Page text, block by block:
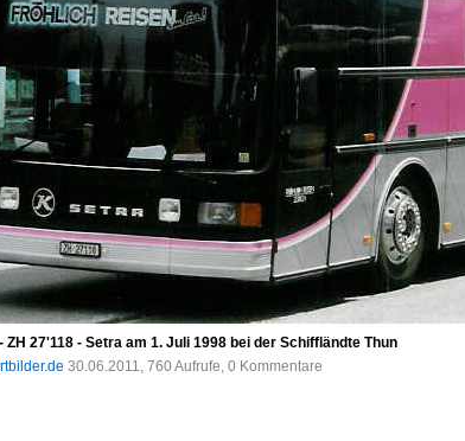
27'118 - Setra am 1. Juli 1998 bei der Schiffländte Thun
30.06.2011, 760 Aufrufe, 0 Kommentare